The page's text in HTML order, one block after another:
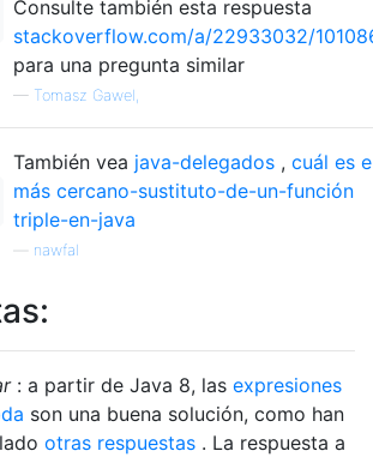
Consulte también esta respuesta
stackoverflow.com/a/22933032/
para una pregunta similar
— Tomasz Gawel,
También vea java-delegados , cuál es
más cercano-sustituto-de-un-función
triple-en-java
nawfal
: a partir de Java 8, las expresiones
son una buena solución, como han
otras respuestas . La respuesta a